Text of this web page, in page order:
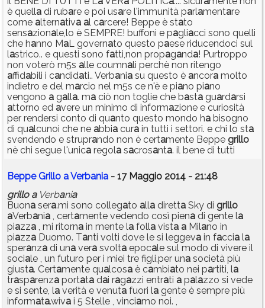
è quella di rubare e poi usare l'immunità parlamentare
come alternativa al carcere! Beppe è stato
sensazionale,lo è SEMPRE! buffoni e pagliacci sono quelli
che hanno MaL governato questo paese riducendoci sul
lastrico.. e questi sono fatti,non propaganda! Purtroppo
non voterò m5s alle coumnali perchè non ritengo
affidabili i candidati.. Verbania su questo è ancora molto
indietro e del marcio nel m5s ce n'è e piano piano
vengono a galla. ma ciò non toglie che basta guardarsi
attorno ed avere un minimo di informazione e curiosità
per rendersi conto di quanto questo mondo ha bisogno
di qualcunoi che ne abbia cura in tutti i settori. e chi lo sta
svendendo e struprando non è certamente Beppe grillo
nè chi segue l'unica regola sacrosanta. il bene di tutti
Beppe Grillo a Verbania - 17 Maggio 2014 - 21:48
grillo aVerbania
Buona sera.mi sono collegato alla diretta Sky di grillo
aVerbania , certamente vedendo così piena di gente la
piazza , mi ritorna in mente la folla vista a Milano in
piazza Duomo. Tanti volti dove le si leggeva in faccia la
speranza di una vera svolta epocale sul modo di vivere il
sociale , un futuro per i miei tre figli,per una società più
giusta. Certamente qualcosa è cambiato nei partiti, la
trasparenza portata dai ragazzi entrati a palazzo si vede
e si sente, la verità e venuta fuori la gente è sempre più
informata.wiva i 5 Stelle , vinciamo noi. ,